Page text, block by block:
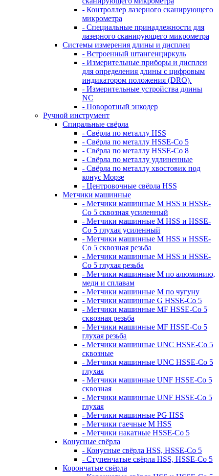
- Контроллер лазерного сканирующего
микрометра
- Специальные принадлежности для
лазерного сканирующего микрометра
Системы измерения длины и дисплеи
- Встроенный штангенциркуль
- Измерительные приборы и дисплеи
для определения длины с цифровым
индикатором положения (DRO).
- Измерительные устройства длины
NC
- Поворотный энкодер
Ручной инструмент
Спиральные свёрла
- Свёрла по металлу HSS
- Свёрла по металлу HSSE-Co 5
- Свёрла по металлу HSSE-Co 8
- Свёрла по металлу удлиненные
- Свёрла по металлу хвостовик под
конус Морзе
- Центровочные свёрла HSS
Метчики машинные
- Метчики машинные M HSS и HSSE-
Co 5 сквозная усиленный
- Метчики машинные M HSS и HSSE-
Co 5 глухая усиленный
- Метчики машинные M HSS и HSSE-
Co 5 сквозная резьба
- Метчики машинные M HSS и HSSE-
Co 5 глухая резьба
- Метчики машинные M по алюминию,
меди и сплавам
- Метчики машинные M по чугуну
- Метчики машинные G HSSE-Co 5
- Метчики машинные MF HSSE-Co 5
сквозная резьба
- Метчики машинные MF HSSE-Co 5
глухая резьба
- Метчики машинные UNC HSSE-Co 5
сквозные
- Метчики машинные UNC HSSE-Co 5
глухая
- Метчики машинные UNF HSSE-Co 5
сквозная
- Метчики машинные UNF HSSE-Co 5
глухая
- Метчики машинные PG HSS
- Метчики гаечные M HSS
- Метчики накатные HSSE-Co 5
Конусные свёрла
- Конусные свёрла HSS, HSSE-Co 5
- Ступенчатые свёрла HSS, HSSE-Co 5
Корончатые свёрла